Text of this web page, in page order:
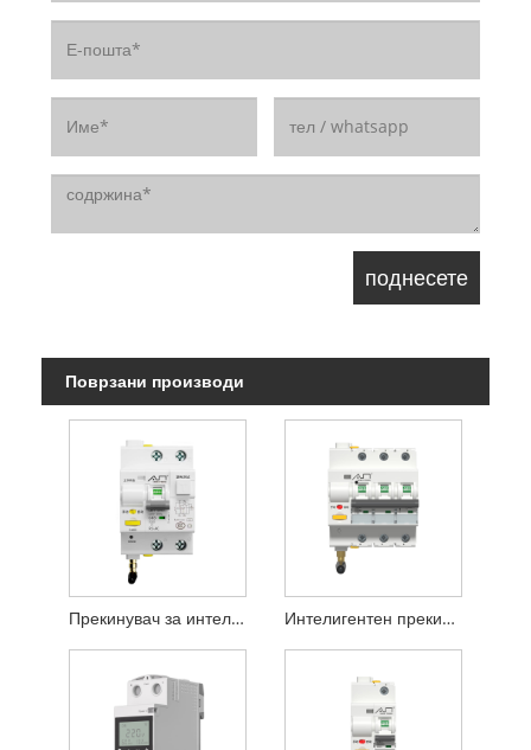
Поврзани производи
Прекинувач за интелигентен прекинувач на серијата R3 1P+N Интелигентен прекинувач за прекинувач од серијата R3 3P